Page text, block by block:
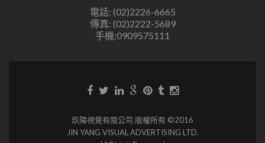
電話: (02)2226-6665
傳真: (02)2222-5689
手機:0909575111
玖陽視覺有限公司 版權所有 ©2016
JIN YANG VISUAL ADVERTISING LTD.